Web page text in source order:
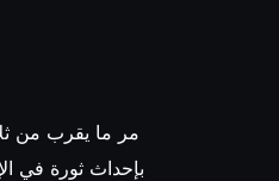
مر ما يقرب من
بإحداث ثورة في